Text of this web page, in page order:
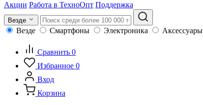
Акции Работа в ТехноОпт Поддержка
Везде
Везде Смартфоны Электроника Аксессуары
Сравнить 0
Избранное 0
Вход
Корзина